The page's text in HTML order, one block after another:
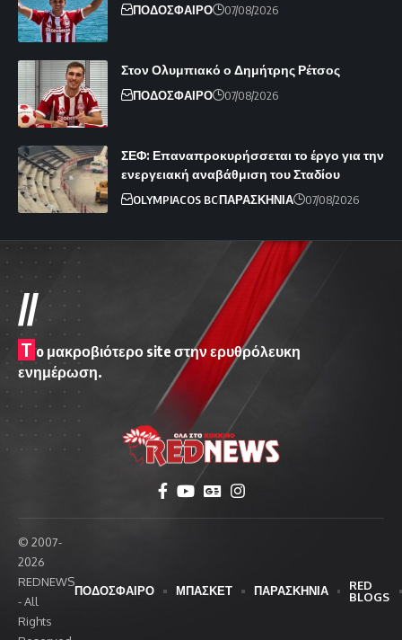
ΠΟΔΟΣΦΑΙΡΟ 07/08/2026
Στον Ολυμπιακό ο Δημήτρης Ρέτσος
ΠΟΔΟΣΦΑΙΡΟ 07/08/2026
ΣΕΦ: Επαναπροκυρήσσεται το έργο για την
ενεργειακή αναβάθμιση του Σταδίου
OLYMPIACOS BCΠΑΡΑΣΚΗΝΙΑ 07/08/2026
//
T o μακροβιότερο site στην ερυθρόλευκη
ενημέρωση.
© 2007-
2026
REDNEWS
- All
Rights
ΠΟΔΟΣΦΑΙΡΟ ΜΠΑΣΚΕΤ ΠΑΡΑΣΚΗΝΙΑ
RED
BLOGS